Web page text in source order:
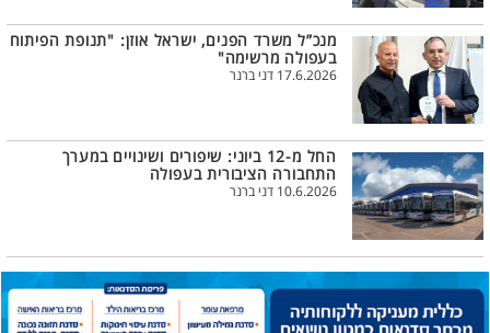
מנכ”ל משרד הפנים, ישראל אוזן: "תנופת הפיתוח
בעפולה מרשימה"
17.6.2026 דני ברנר
החל מ-12 ביוני: שיפורים ושינויים במערך
התחבורה הציבורית בעפולה
10.6.2026 דני ברנר